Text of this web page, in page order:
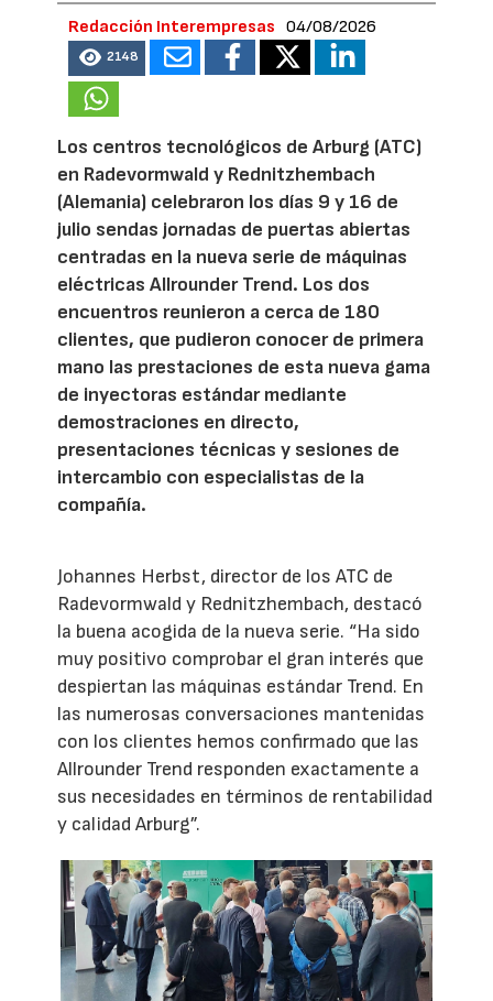
Redacción Interempresas 04/08/2026
2148
Los centros tecnológicos de Arburg (ATC)
en Radevormwald y Rednitzhembach
(Alemania) celebraron los días 9 y 16 de
julio sendas jornadas de puertas abiertas
centradas en la nueva serie de máquinas
eléctricas Allrounder Trend. Los dos
encuentros reunieron a cerca de 180
clientes, que pudieron conocer de primera
mano las prestaciones de esta nueva gama
de inyectoras estándar mediante
demostraciones en directo,
presentaciones técnicas y sesiones de
intercambio con especialistas de la
compañía.
Johannes Herbst, director de los ATC de
Radevormwald y Rednitzhembach, destacó
la buena acogida de la nueva serie. “Ha sido
muy positivo comprobar el gran interés que
despiertan las máquinas estándar Trend. En
las numerosas conversaciones mantenidas
con los clientes hemos confirmado que las
Allrounder Trend responden exactamente a
sus necesidades en términos de rentabilidad
y calidad Arburg”.